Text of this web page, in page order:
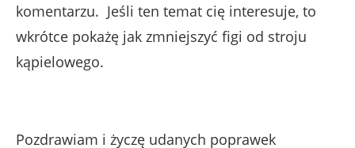
komentarzu. Jeśli ten temat cię interesuje, to
wkrótce pokażę jak zmniejszyć figi od stroju
kąpielowego.
Pozdrawiam i życzę udanych poprawek